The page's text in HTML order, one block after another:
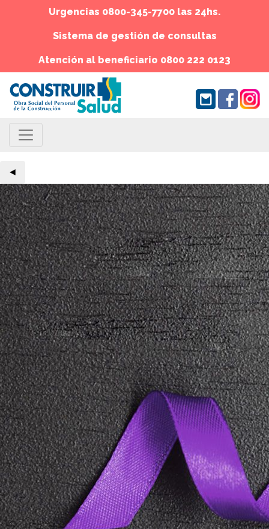
Urgencias 0800-345-7700 las 24hs.
Sistema de gestión de consultas
Atención al beneficiario 0800 222 0123
◄